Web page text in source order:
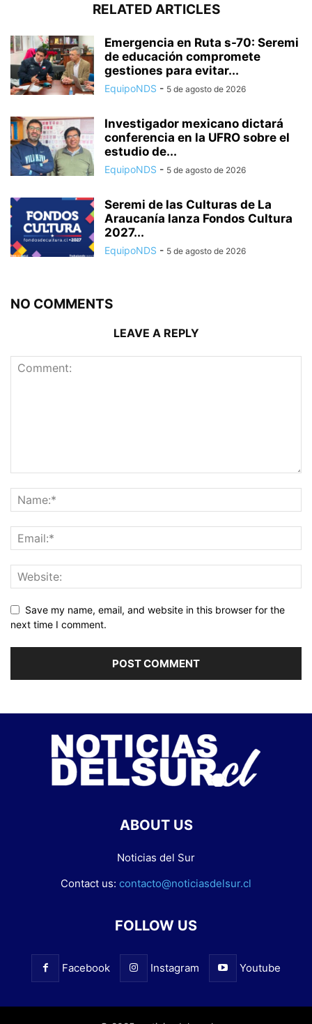
RELATED ARTICLES
Emergencia en Ruta s-70: Seremi
de educación compromete
gestiones para evitar...
EquipoNDS - 5 de agosto de 2026
Investigador mexicano dictará
conferencia en la UFRO sobre el
estudio de...
EquipoNDS - 5 de agosto de 2026
Seremi de las Culturas de La
Araucanía lanza Fondos Cultura
2027...
EquipoNDS - 5 de agosto de 2026
NO COMMENTS
LEAVE A REPLY
Save my name, email, and website in this browser for the
next time I comment.
ABOUT US
Noticias del Sur
Contact us: contacto@noticiasdelsur.cl
FOLLOW US
Facebook Instagram Youtube